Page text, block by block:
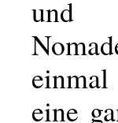
und
eine